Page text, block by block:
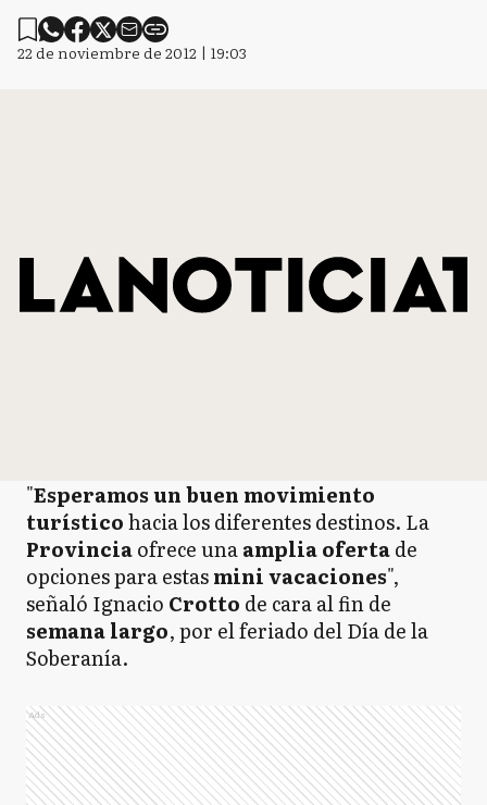
22 de noviembre de 2012 | 19:03
"Esperamos un buen movimiento
turísticohacia los diferentes destinos. La
Provinciaofrece unaamplia ofertade
opciones para estasmini vacaciones",
señaló Ignacio Crotto de cara al fin de
semana largo, por el feriado del Día de la
Soberanía.
Ads